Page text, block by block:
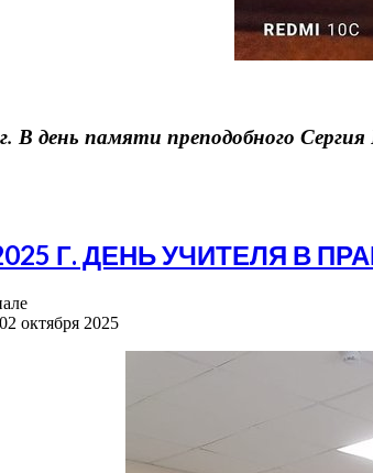
В день памяти преподобного
Г. ДЕНЬ УЧИТЕЛЯ В
октября 2025